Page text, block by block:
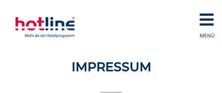
MENÜ
IMPRESSUM